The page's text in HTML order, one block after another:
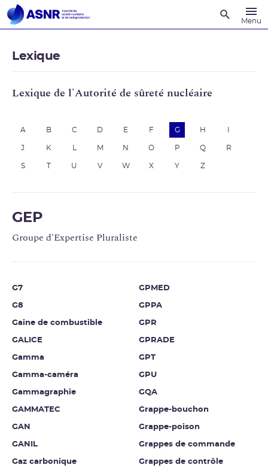
Menu
Lexique
Lexique de l'Autorité de sûreté nucléaire
A B C D E F G H
J K M N O P Q R
S U V W X Y Z
GEP
Groupe d'Expertise Pluraliste
G7
G8
Gaine de combustible
GALICE
Gamma
Gamma-caméra
Gammagraphie
GAMMATEC
GAN
GANIL
Gaz carbonique
GPMED
GPPA
GPR
GPRADE
GPT
GPU
GQA
Grappe-bouchon
Grappe-poison
Grappes de commande
Grappes de contrôle